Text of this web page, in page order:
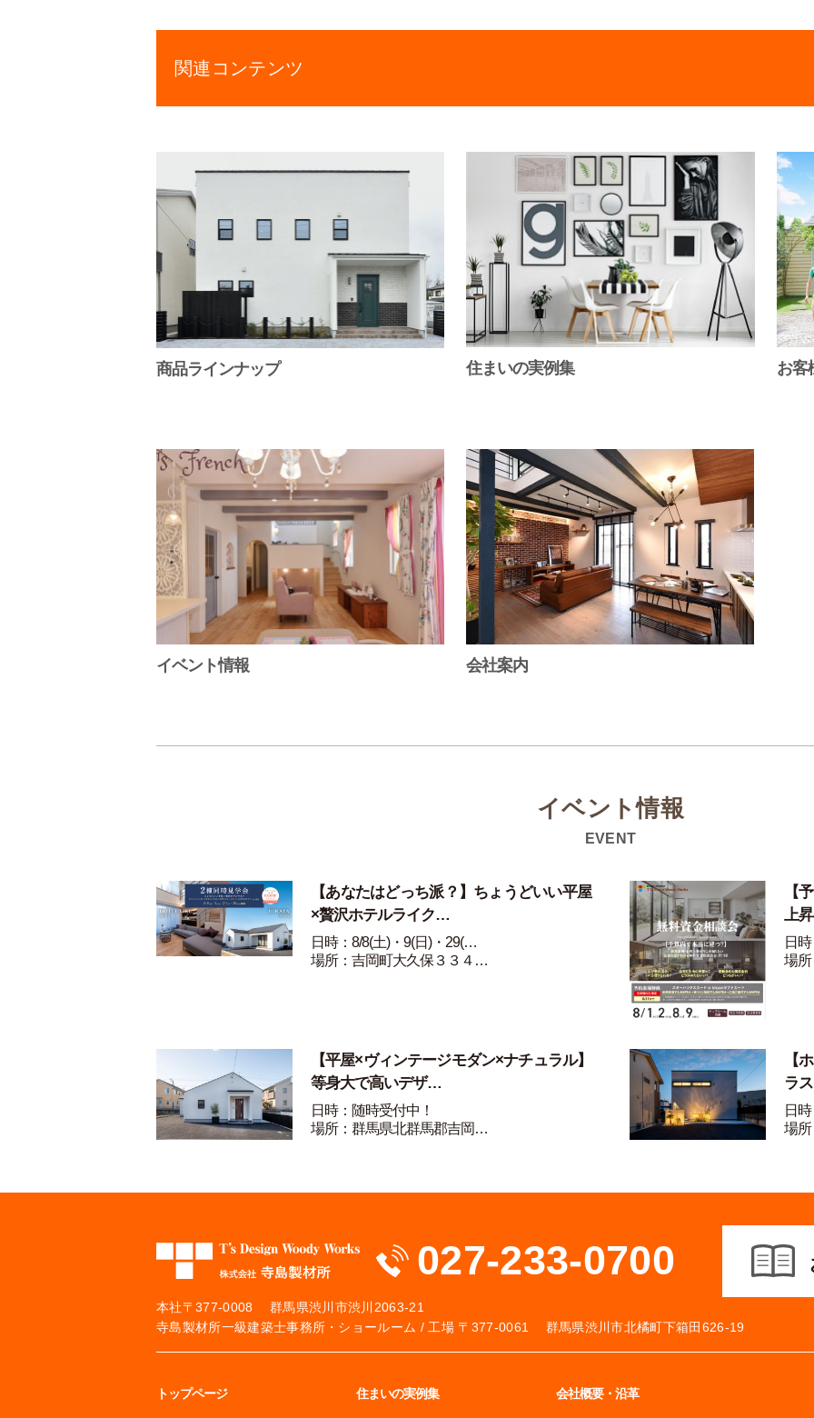
関連コンテンツ
商品ラインナップ 住まいの実例集 お客
イベント情報 会社案内
イベント情報
EVENT
【あなたはどっち派？】ちょうどいい平屋
×贅沢ホテルライク…
日時：8/8(土)・9(日)・29(…
場所：吉岡町大久保３３４…
【
上
日
場
【平屋×ヴィンテージモダン×ナチュラル】
等身大で高いデザ…
日時：随時受付中！
場所：群馬県北群馬郡吉岡…
【
ラ
日
場
本社〒377-0008 群馬県渋川市渋川2063-21
寺島製材所一級建築士事務所・ショールーム / 工場 〒377-0061 群馬県渋川市北橘町下箱田626-19
027-233-0700
トップページ 住まいの実例集 会社概要・沿革